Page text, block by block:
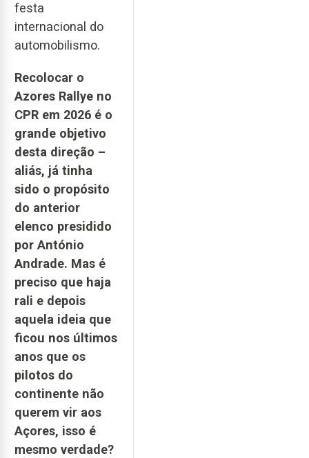
festa
internacional do
automobilismo.
Recolocar o
Azores Rallye no
CPR em 2026 é o
grande objetivo
desta direção –
aliás, já tinha
sido o propósito
do anterior
elenco presidido
por António
Andrade. Mas é
preciso que haja
rali e depois
aquela ideia que
ficou nos últimos
anos que os
pilotos do
continente não
querem vir aos
Açores, isso é
mesmo verdade?